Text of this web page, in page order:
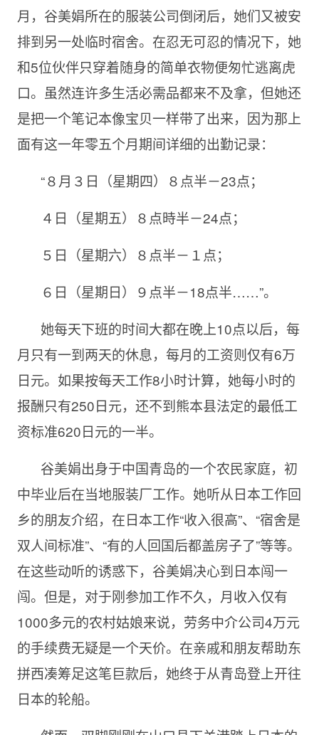
月，谷美娟所在的服装公司倒闭后，她们又被安
排到另一处临时宿舍。在忍无可忍的情况下，她
和5位伙伴只穿着随身的简单衣物便匆忙逃离虎
口。虽然连许多生活必需品都来不及拿，但她还
是把一个笔记本像宝贝一样带了出来，因为那上
面有这一年零五个月期间详细的出勤记录：
“８月３日（星期四）８点半－23点；
４日（星期五）８点時半－24点；
５日（星期六）８点半－１点；
６日（星期日）９点半－18点半……”。
她每天下班的时间大都在晚上10点以后，每
月只有一到两天的休息，每月的工资则仅有6万
日元。如果按每天工作8小时计算，她每小时的
报酬只有250日元，还不到熊本县法定的最低工
资标准620日元的一半。
谷美娟出身于中国青岛的一个农民家庭，初
中毕业后在当地服装厂工作。她听从日本工作回
乡的朋友介绍，在日本工作“收入很高”、“宿舍是
双人间标准”、“有的人回国后都盖房子了”等等。
在这些动听的诱惑下，谷美娟决心到日本闯一
闯。但是，对于刚参加工作不久，月收入仅有
1000多元的农村姑娘来说，劳务中介公司4万元
的手续费无疑是一个天价。在亲戚和朋友帮助东
拼西凑筹足这笔巨款后，她终于从青岛登上开往
日本的轮船。